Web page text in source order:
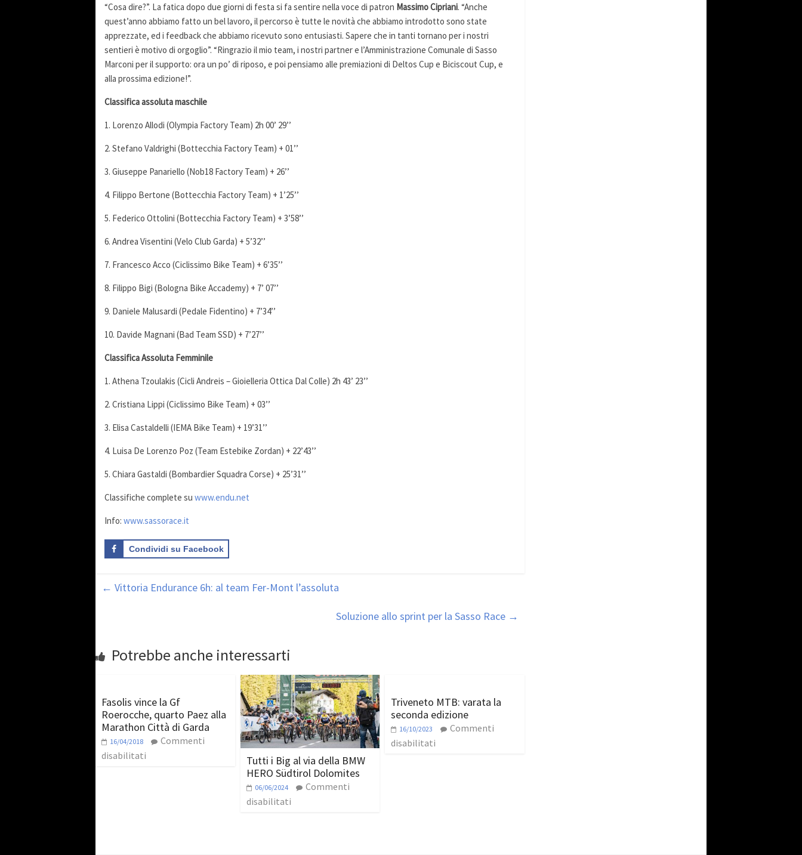
“Cosa dire?”. La fatica dopo due giorni di festa si fa sentire nella voce di patron Massimo Cipriani. “Anche
quest’anno abbiamo fatto un bel lavoro, il percorso è tutte le novità che abbiamo introdotto sono state
apprezzate, ed i feedback che abbiamo ricevuto sono entusiasti. Sapere che in tanti tornano per i nostri
sentieri è motivo di orgoglio”. “Ringrazio il mio team, i nostri partner e l’Amministrazione Comunale di Sasso
Marconi per il supporto: ora un po’ di riposo, e poi pensiamo alle premiazioni di Deltos Cup e Biciscout Cup, e
alla prossima edizione!”.
Classifica assoluta maschile
1. Lorenzo Allodi (Olympia Factory Team) 2h 00’ 29’’
2. Stefano Valdrighi (Bottecchia Factory Team) + 01’’
3. Giuseppe Panariello (Nob18 Factory Team) + 26’’
4. Filippo Bertone (Bottecchia Factory Team) + 1’25’’
5. Federico Ottolini (Bottecchia Factory Team) + 3’58’’
6. Andrea Visentini (Velo Club Garda) + 5’32’’
7. Francesco Acco (Ciclissimo Bike Team) + 6’35’’
8. Filippo Bigi (Bologna Bike Accademy) + 7’ 07’’
9. Daniele Malusardi (Pedale Fidentino) + 7’34’’
10. Davide Magnani (Bad Team SSD) + 7’27’’
Classifica Assoluta Femminile
1. Athena Tzoulakis (Cicli Andreis – Gioielleria Ottica Dal Colle) 2h 43’ 23’’
2. Cristiana Lippi (Ciclissimo Bike Team) + 03’’
3. Elisa Castaldelli (IEMA Bike Team) + 19’31’’
4. Luisa De Lorenzo Poz (Team Estebike Zordan) + 22’43’’
5. Chiara Gastaldi (Bombardier Squadra Corse) + 25’31’’
Classifiche complete su www.endu.net
Info: www.sassorace.it
Condividi su Facebook
← Vittoria Endurance 6h: al team Fer-Mont l’assoluta
Soluzione allo sprint per la Sasso Race →
Potrebbe anche interessarti
Fasolis vince la Gf
Roerocche, quarto Paez alla
Marathon Città di Garda
16/04/2018
Commenti
disabilitati
Tutti i Big al via della BMW
HERO Südtirol Dolomites
06/06/2024
Commenti
disabilitati
Triveneto MTB: varata la
seconda edizione
16/10/2023
Commenti
disabilitati